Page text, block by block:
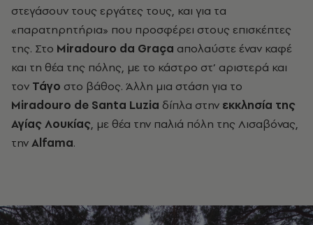
στεγάσουν τους εργάτες τους, και για τα
«παρατηρητήρια» που προσφέρει στους επισκέπτες
της. Στο Miradouro da Graça απολαύστε έναν καφέ
και τη θέα της πόλης, με το κάστρο στ’ αριστερά και
τον Τάγο στο βάθος. Άλλη μια στάση για το
Miradouro de Santa Luzia δίπλα στην εκκλησία της
Αγίας Λουκίας, με θέα την παλιά πόλη της Λισαβόνας,
τηνAlfama.